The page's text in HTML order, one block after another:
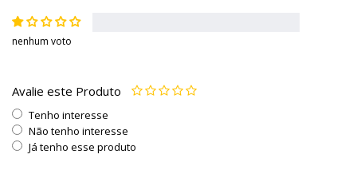
nenhum voto
Avalie este Produto
Tenho interesse
Não tenho interesse
Já tenho esse produto